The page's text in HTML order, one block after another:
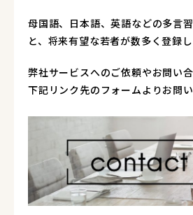
母国語、日本語、英語などの多言
と、将来有望な若者が数多く登録し
弊社サービスへのご依頼やお問い
下記リンク先のフォームよりお問